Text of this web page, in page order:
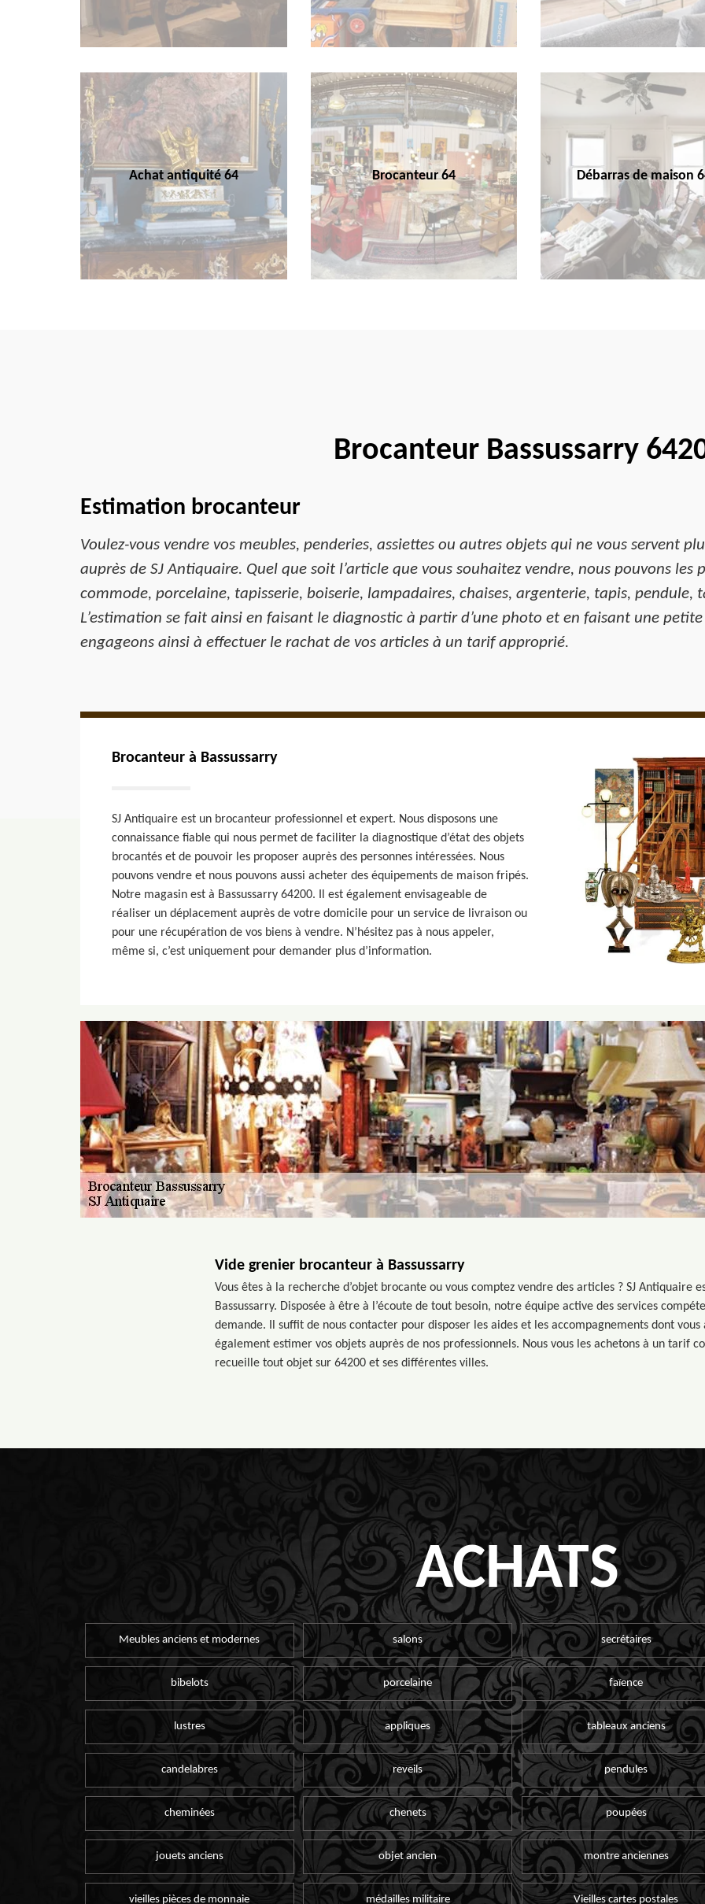
Achat antiquité 64 Brocanteur 64 Débarras de maison
Brocanteur Bassussarry
Estimation brocanteur
Voulez-vous vendre vos meubles, penderies, assiettes ou autres objets qui ne vous servent
auprès de SJ Antiquaire. Quel que soit l’article que vous souhaitez vendre, nous pouvons
commode, porcelaine, tapisserie, boiserie, lampadaires, chaises, argenterie, tapis, pendule,
L’estimation se fait ainsi en faisant le diagnostic à partir d’une photo et en faisant une petite
engageons ainsi à effectuer le rachat de vos articles à un tarif approprié.
Brocanteur à Bassussarry
SJ Antiquaire est un brocanteur professionnel et expert. Nous disposons une
connaissance fiable qui nous permet de faciliter la diagnostique d’état des objets
brocantés et de pouvoir les proposer auprès des personnes intéressées. Nous
pouvons vendre et nous pouvons aussi acheter des équipements de maison fripés.
Notre magasin est à Bassussarry 64200. Il est également envisageable de
réaliser un déplacement auprès de votre domicile pour un service de livraison ou
pour une récupération de vos biens à vendre. N’hésitez pas à nous appeler,
même si, c’est uniquement pour demander plus d’information.
Vide grenier brocanteur à Bassussarry
Vous êtes à la recherche d’objet brocante ou vous comptez vendre des articles ? SJ Antiquaire
Bassussarry. Disposée à être à l’écoute de tout besoin, notre équipe active des services
demande. Il suffit de nous contacter pour disposer les aides et les accompagnements dont vous
également estimer vos objets auprès de nos professionnels. Nous vous les achetons à un tarif
recueille tout objet sur 64200 et ses différentes villes.
ACHATS
Meubles anciens et modernes salons secrétaires
bibelots porcelaine faïence
lustres appliques tableaux anciens
candelabres reveils pendules
cheminées chenets poupées
jouets anciens objet ancien montre anciennes
vieilles pièces de monnaie médailles militaire Vieilles cartes postales